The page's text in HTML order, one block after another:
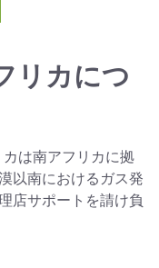
リカにつ
は南アフリカに拠
以南におけるガス発
店サポートを請け負